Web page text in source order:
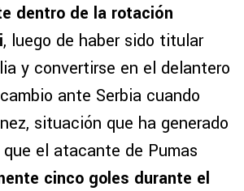
dentro de la rotación
, luego de haber sido titular
y convertirse en el delantero
ante Serbia cuando
situación que ha generado
el atacante de Pumas
cinco goles durante el